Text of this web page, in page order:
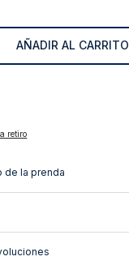
AÑADIR AL CARRITO
retiro
de la prenda